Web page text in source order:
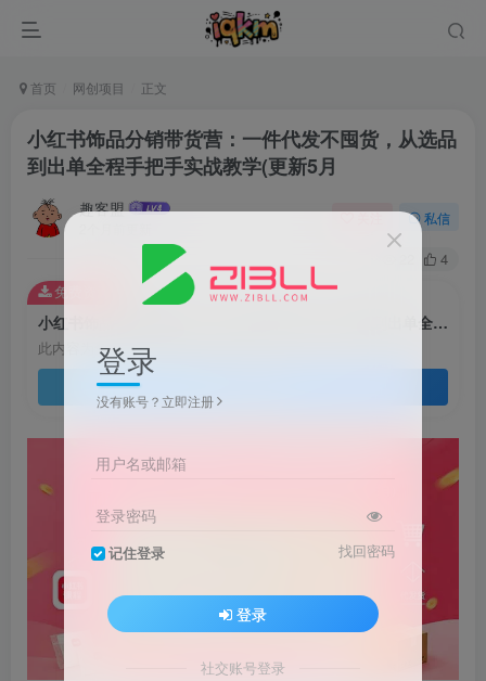
首页 网创项目 正文
小红书饰品分销带货营：一件代发不囤货，从选品
到出单全程手把手实战教学(更新5月
趣客盟 关注 私信
4
小红书饰品分销带货营：一件代发不囤货，从选品到出单全程手把手实战教学(更新5月
此内容为免费资源，请登录后查看
免费资源
登录
没有账号？立即注册
用户名或邮箱
登录密码
记住登录 找回密码
登录
社交账号登录